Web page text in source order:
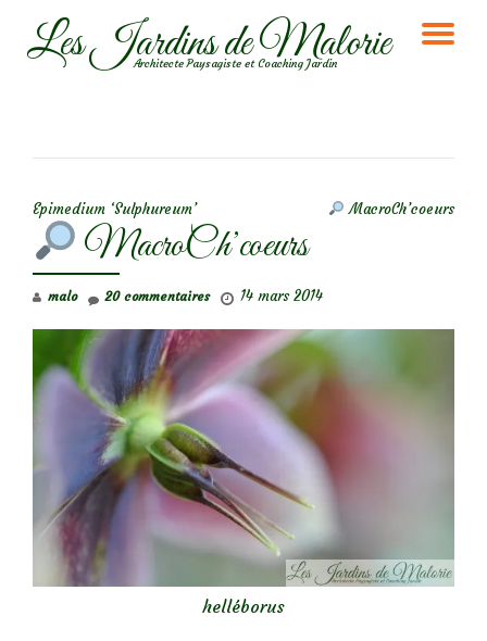
AllerLes Jardins de Malorie
Architecte Paysagiste et Coaching Jardin
Epimedium ‘Sulphureum’ MacroCh’coeurs
MacroCh’coeurs
malo 14 mars 2014
20 commentaires
helléborus